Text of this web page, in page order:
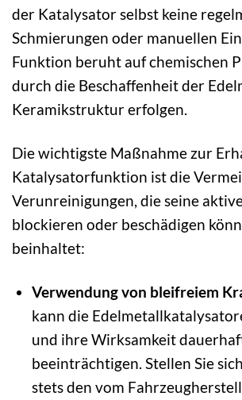
der Katalysator selbst keine
Schmierungen oder manuellen
Funktion beruht auf chemischen
durch die Beschaffenheit der
Keramikstruktur erfolgen.
Die wichtigste Maßnahme zur
Katalysatorfunktion ist die
Verunreinigungen, die seine
blockieren oder beschädigen
beinhaltet:
Verwendung von bleifreiem
kann die
und ihre Wirksamkeit
beeinträchtigen. Stellen Sie
stets den vom